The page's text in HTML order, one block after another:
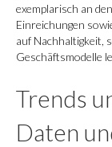
exemplarisch an
Einreichungen
auf Nachhaltigkeit,
Geschäftsmodelle
Trends
Daten